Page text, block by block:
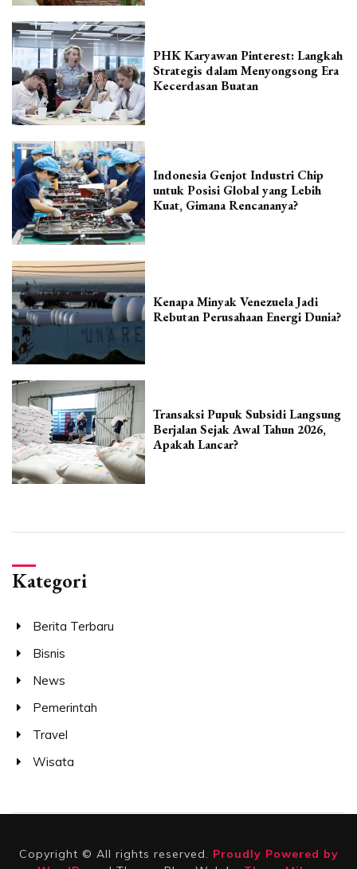
PHK Karyawan Pinterest: Langkah
Strategis dalam Menyongsong Era
Kecerdasan Buatan
Indonesia Genjot Industri Chip
untuk Posisi Global yang Lebih
Kuat, Gimana Rencananya?
Kenapa Minyak Venezuela Jadi
Rebutan Perusahaan Energi Dunia?
Transaksi Pupuk Subsidi Langsung
Berjalan Sejak Awal Tahun 2026,
Apakah Lancar?
Kategori
Berita Terbaru
Bisnis
News
Pemerintah
Travel
Wisata
Copyright © All rights reserved. Proudly Powered by